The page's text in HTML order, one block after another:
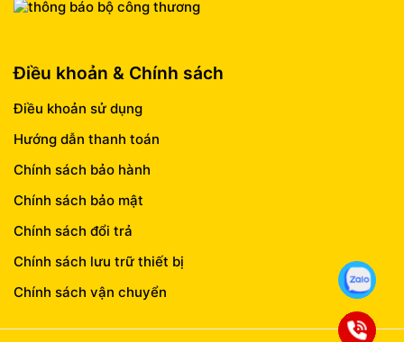
Điều khoản & Chính sách
Điều khoản sử dụng
Hướng dẫn thanh toán
Chính sách bảo hành
Chính sách bảo mật
Chính sách đổi trả
Chính sách lưu trữ thiết bị
Chính sách vận chuyển